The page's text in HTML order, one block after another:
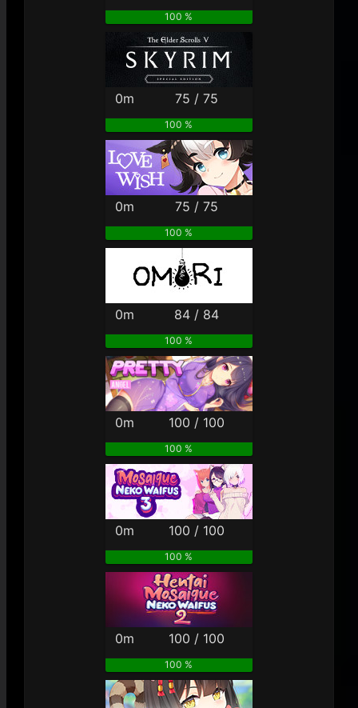
100 %
0m 75 / 75
100 %
0m 75 / 75
100 %
0m 84 / 84
100 %
0m 100 / 100
100 %
0m 100 / 100
100 %
0m 100 / 100
100 %